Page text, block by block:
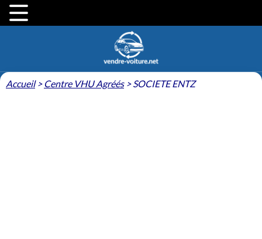
Accueil> Centre VHU Agréés>SOCIETE ENTZ